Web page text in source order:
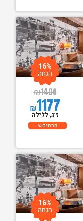
₪1400
₪1177
16%
הנחה
זוג, ללילה
פרטים
16%
הנחה